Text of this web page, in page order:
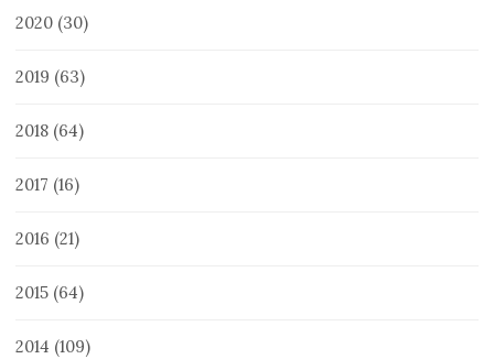
2020 (30)
2019 (63)
2018 (64)
2017 (16)
2016 (21)
2015 (64)
2014 (109)